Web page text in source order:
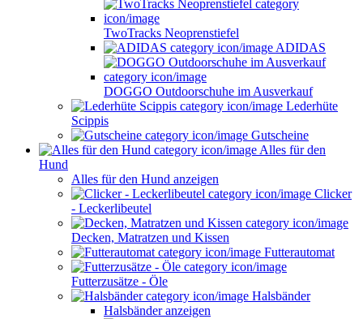
TwoTracks Neoprenstiefel
ADIDAS
DOGGO Outdoorschuhe im Ausverkauf
Lederhüte
Scippis
Gutscheine
Alles für den
Hund
Alles für den Hund anzeigen
Clicker
- Leckerlibeutel
Decken, Matratzen und Kissen
Futterautomat
Futterzusätze - Öle
Halsbänder
Halsbänder anzeigen